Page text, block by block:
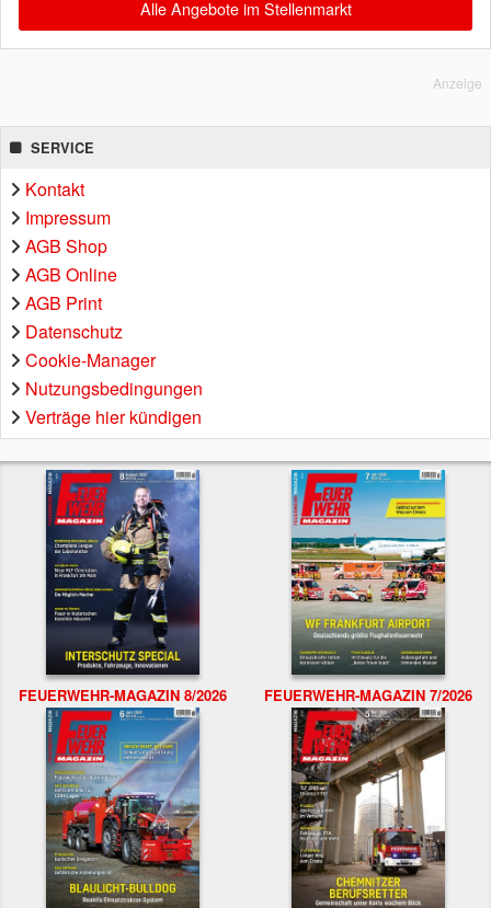
Alle Angebote im Stellenmarkt
Anzeige
SERVICE
Kontakt
Impressum
AGB Shop
AGB Online
AGB Print
Datenschutz
Cookie-Manager
Nutzungsbedingungen
Verträge hier kündigen
FEUERWEHR-MAGAZIN 8/2026 FEUERWEHR-MAGAZIN 7/2026